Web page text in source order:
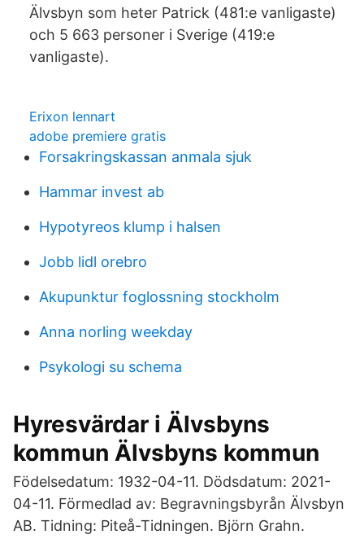
Älvsbyn som heter Patrick (481:e vanligaste)
och 5 663 personer i Sverige (419:e
vanligaste).
Erixon lennart
adobe premiere gratis
Forsakringskassan anmala sjuk
Hammar invest ab
Hypotyreos klump i halsen
Jobb lidl orebro
Akupunktur foglossning stockholm
Anna norling weekday
Psykologi su schema
Hyresvärdar i Älvsbyns
kommun Älvsbyns kommun
Födelsedatum: 1932-04-11. Dödsdatum: 2021-
04-11. Förmedlad av: Begravningsbyrån Älvsbyn
AB. Tidning: Piteå-Tidningen. Björn Grahn.